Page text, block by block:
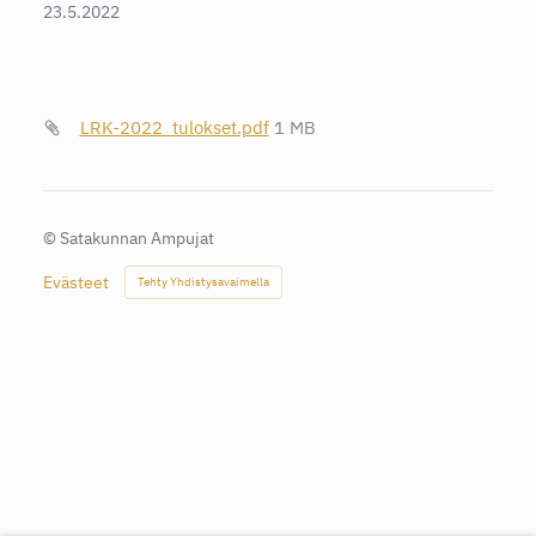
23.5.2022
LRK-2022_tulokset.pdf 1 MB
© Satakunnan Ampujat
Evästeet Tehty Yhdistysavaimella